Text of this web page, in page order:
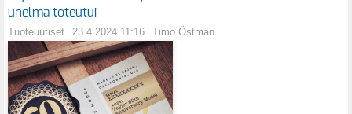
unelma toteutui
Tuoteuutiset 23.4.2024 11:16 Timo Östman